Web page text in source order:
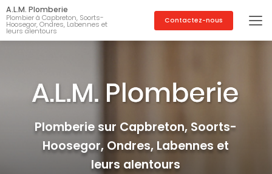
Aller
au
contenu
principal
A.L.M. Plomberie
Plombier à Capbreton, Soorts-
Hoosegor, Ondres, Labennes et
leurs alentours
Contactez-nous
Plomberie sur Capbreton, Soorts-
Hoosegor, Ondres, Labennes et
leurs alentours